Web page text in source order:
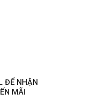
ĐỂ NHẬN
MÃI